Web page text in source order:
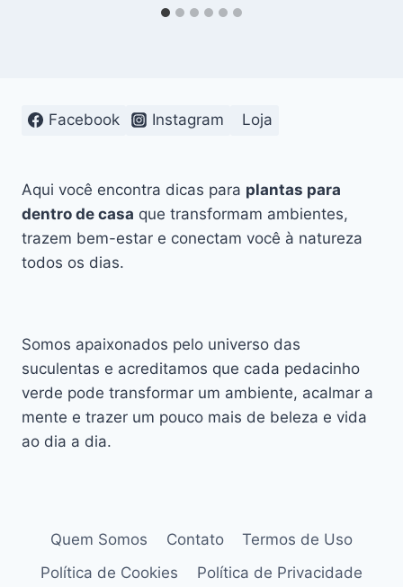
Facebook Instagram Loja
Aqui você encontra dicas para plantas para
dentro de casa que transformam ambientes,
trazem bem-estar e conectam você à natureza
todos os dias.
Somos apaixonados pelo universo das
suculentas e acreditamos que cada pedacinho
verde pode transformar um ambiente, acalmar a
mente e trazer um pouco mais de beleza e vida
ao dia a dia.
Quem Somos Contato
Termos de Uso
Política de Cookies
Política de Privacidade